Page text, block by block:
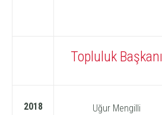
Topluluk Başkanı
2018 Uğur Mengilli